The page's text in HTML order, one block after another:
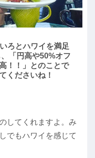
ろとハワイを満足
「円高や50%オフ
！！」とのことで
くださいね！
してくれますよ。み
でもハワイを感じて